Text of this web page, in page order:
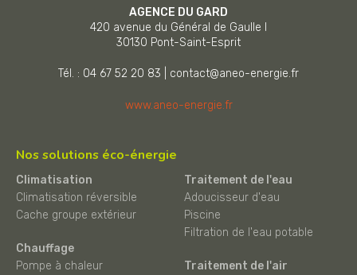
AGENCE DU GARD
420 avenue du Général de Gaulle I
30130 Pont-Saint-Esprit
Tél. : 04 67 52 20 83 contact@aneo-energie.fr
www.aneo-energie.fr
Nos solutions éco-énergie
Climatisation
Climatisation réversible
Cache groupe extérieur
Chauffage
Pompe à chaleur
Traitement de l'eau
Adoucisseur d'eau
Piscine
Filtration de l'eau potable
Traitement de l'air